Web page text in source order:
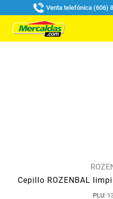
Venta telefónica (606)
Cepillo ROZENBAL
PLU: